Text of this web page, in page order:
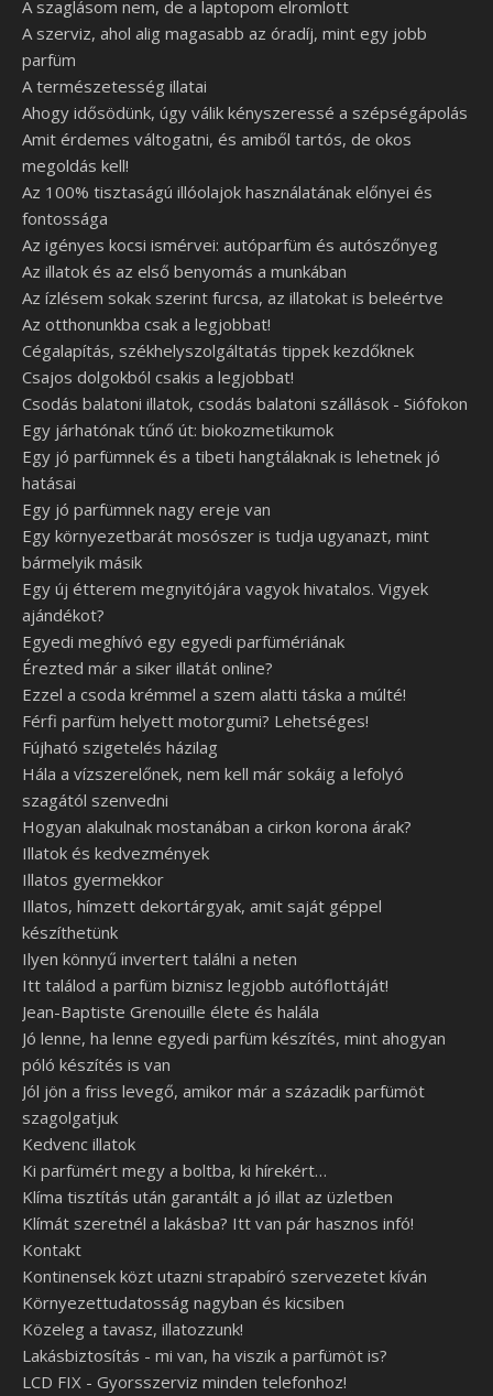
A szaglásom nem, de a laptopom elromlott
A szerviz, ahol alig magasabb az óradíj, mint egy jobb
parfüm
A természetesség illatai
Ahogy idősödünk, úgy válik kényszeressé a szépségápolás
Amit érdemes váltogatni, és amiből tartós, de okos
megoldás kell!
Az 100% tisztaságú illóolajok használatának előnyei és
fontossága
Az igényes kocsi ismérvei: autóparfüm és autószőnyeg
Az illatok és az első benyomás a munkában
Az ízlésem sokak szerint furcsa, az illatokat is beleértve
Az otthonunkba csak a legjobbat!
Cégalapítás, székhelyszolgáltatás tippek kezdőknek
Csajos dolgokból csakis a legjobbat!
Csodás balatoni illatok, csodás balatoni szállások - Siófokon
Egy járhatónak tűnő út: biokozmetikumok
Egy jó parfümnek és a tibeti hangtálaknak is lehetnek jó
hatásai
Egy jó parfümnek nagy ereje van
Egy környezetbarát mosószer is tudja ugyanazt, mint
bármelyik másik
Egy új étterem megnyitójára vagyok hivatalos. Vigyek
ajándékot?
Egyedi meghívó egy egyedi parfümériának
Érezted már a siker illatát online?
Ezzel a csoda krémmel a szem alatti táska a múlté!
Férfi parfüm helyett motorgumi? Lehetséges!
Fújható szigetelés házilag
Hála a vízszerelőnek, nem kell már sokáig a lefolyó
szagától szenvedni
Hogyan alakulnak mostanában a cirkon korona árak?
Illatok és kedvezmények
Illatos gyermekkor
Illatos, hímzett dekortárgyak, amit saját géppel
készíthetünk
Ilyen könnyű invertert találni a neten
Itt találod a parfüm biznisz legjobb autóflottáját!
Jean-Baptiste Grenouille élete és halála
Jó lenne, ha lenne egyedi parfüm készítés, mint ahogyan
póló készítés is van
Jól jön a friss levegő, amikor már a századik parfümöt
szagolgatjuk
Kedvenc illatok
Ki parfümért megy a boltba, ki hírekért…
Klíma tisztítás után garantált a jó illat az üzletben
Klímát szeretnél a lakásba? Itt van pár hasznos infó!
Kontakt
Kontinensek közt utazni strapabíró szervezetet kíván
Környezettudatosság nagyban és kicsiben
Közeleg a tavasz, illatozzunk!
Lakásbiztosítás - mi van, ha viszik a parfümöt is?
LCD FIX - Gyorsszerviz minden telefonhoz!